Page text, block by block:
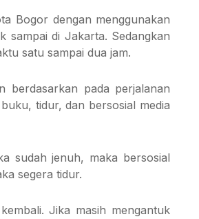
Bogor dengan menggunakan
sampai di Jakarta. Sedangkan
satu sampai dua jam.
berdasarkan pada perjalanan
tidur, dan bersosial media
sudah jenuh, maka bersosial
segera tidur.
Jika masih mengantuk